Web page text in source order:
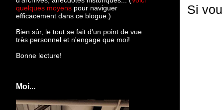
Si
quelques moyens pour naviguer
efficacement dans ce blogue.)
Bien sûr, le tout se fait d'un point de vue
très personnel et n'engage que moi!
Bonne lecture!
Moi...